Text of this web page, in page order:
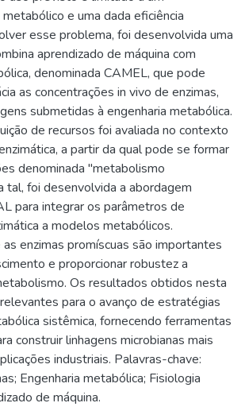
e uma dada eficiência
esse problema, foi desenvolvida uma
aprendizado de máquina com
denominada CAMEL, que pode
as concentrações in vivo de enzimas,
submetidas à engenharia metabólica.
de recursos foi avaliada no contexto
a partir da qual pode se formar
denominada "metabolismo
tal, foi desenvolvida a abordagem
para integrar os parâmetros de
a modelos metabólicos.
enzimas promíscuas são importantes
e proporcionar robustez a
Os resultados obtidos nesta
para o avanço de estratégias
sistêmica, fornecendo ferramentas
construir linhagens microbianas mais
industriais. Palavras-chave:
Engenharia metabólica; Fisiologia
de máquina.